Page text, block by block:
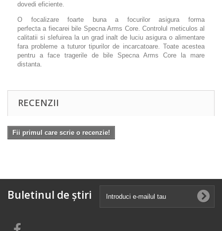
dovedi eficiente.
O focalizare foarte buna a focurilor asigura forma
perfectaa fiecarei bile Specna Arms Core. Controlul meticulos al
calitatii si slefuirea la un grad inalt de luciu asigura o alimentare
fara probleme a tuturor tipurilor de incarcatoare. Toate acestea
pentru a face tragerile de bile Specna Arms Core la mare
distanta.
RECENZII
Fii primul care scrie o recenzie!
Buletinul de știri